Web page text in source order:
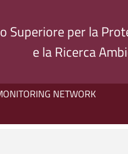
Superiore per la
e la Ricerca
NETWORK